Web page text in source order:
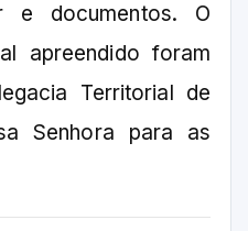
e documentos. O
apreendido foram
Territorial de
Senhora para as